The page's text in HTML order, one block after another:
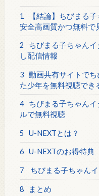
1
【結論】ちびまる
安全高画質かつ無料で
2
ちびまる子ちゃん
し配信情報
3 動画共有サイトで
た少年を無料視聴でき
4
ちびまる子ちゃん
ルで無料視聴
5 U-NEXTとは？
6 U-NEXTのお得特典
7 ちびまる子ちゃん
8 まとめ